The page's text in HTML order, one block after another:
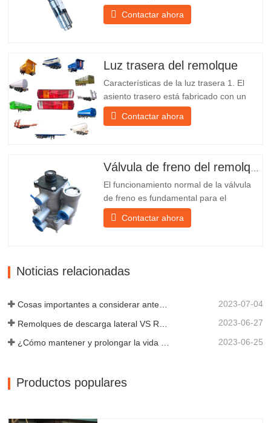
PO218971, muy vendidas Presupuesto
Producto Repuestos para remolques
nosotros Chengda Group es un
fabricante chino de semirremolques con
su propia...
Contactar ahora
Luz trasera del remolque
Características de la luz trasera 1. El
asiento trasero está fabricado con un
soporte de hierro, mucho más resistente
que otros materiales. Se incluyen
hierro delante de la pantalla de la
Contactar ahora
El funcionamiento normal de la válvula
de freno es fundamental para el
estacionamiento, ya que facilita el
frenado suave del remolque. Chengda,
tipos de remolques, integrando
producción, investigación y desarrollo
Contactar ahora
Noticias relacionadas
Cosas importantes a considerar antes de comprar un remolque volquete 2023-07-04
2023-06-27
2023-06-25
Productos populares